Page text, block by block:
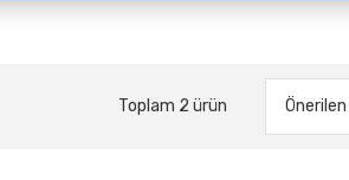
Toplam 2 ürün